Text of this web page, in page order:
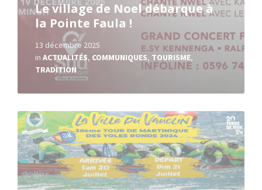
Le village de Noel débarque à
la Pointe Faula !
13 décembre 2025
in ACTUALITÉS, COMMUNIQUES, TOURISME,
TRADITION
Read
More